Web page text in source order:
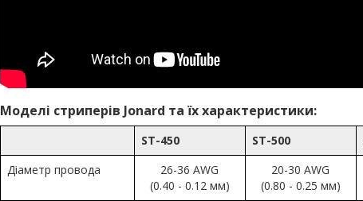
Моделі стриперів Jonard та їх характеристики:
ST-450 ST-500
Діаметр провода
26-36 AWG
(0.40 - 0.12 мм)
20-30 AWG
(0.80 - 0.25 мм)